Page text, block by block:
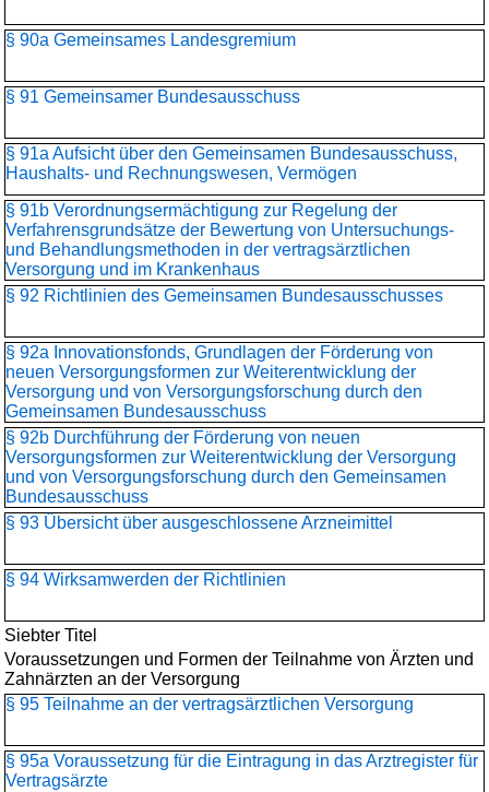
§ 90a Gemeinsames Landesgremium
§ 91 Gemeinsamer Bundesausschuss
§ 91a Aufsicht über den Gemeinsamen Bundesausschuss,
Haushalts- und Rechnungswesen, Vermögen
§ 91b Verordnungsermächtigung zur Regelung der
Verfahrensgrundsätze der Bewertung von Untersuchungs-
und Behandlungsmethoden in der vertragsärztlichen
Versorgung und im Krankenhaus
§ 92 Richtlinien des Gemeinsamen Bundesausschusses
§ 92a Innovationsfonds, Grundlagen der Förderung von
neuen Versorgungsformen zur Weiterentwicklung der
Versorgung und von Versorgungsforschung durch den
Gemeinsamen Bundesausschuss
§ 92b Durchführung der Förderung von neuen
Versorgungsformen zur Weiterentwicklung der Versorgung
und von Versorgungsforschung durch den Gemeinsamen
Bundesausschuss
§ 93 Übersicht über ausgeschlossene Arzneimittel
§ 94 Wirksamwerden der Richtlinien
Siebter Titel
Voraussetzungen und Formen der Teilnahme von Ärzten und
Zahnärzten an der Versorgung
§ 95 Teilnahme an der vertragsärztlichen Versorgung
§ 95a Voraussetzung für die Eintragung in das Arztregister für
Vertragsärzte